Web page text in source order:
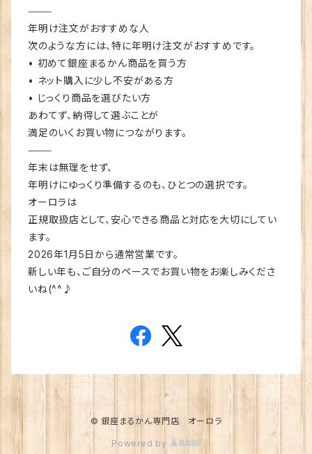
⸻
年明け注文がおすすめな人
次のような方には、特に年明け注文がおすすめです。
• 初めて銀座まるかん商品を買う方
• ネット購入に少し不安がある方
• じっくり商品を選びたい方
あわてず、納得して選ぶことが
満足のいくお買い物につながります。
⸻
年末は無理をせず、
年明けにゆっくり準備するのも、ひとつの選択です。
オーロラは
正規取扱店として、安心できる商品と対応を大切にしてい
ます。
2026年1月5日から通常営業です。
新しい年も、ご自分のペースでお買い物をお楽しみくださ
いね(^^♪
© 銀座まるかん専門店 オーロラ
Powered by